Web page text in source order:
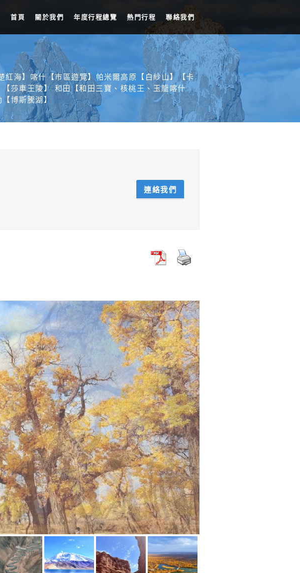
首頁 關於我們 年度行程總覽 熱門行程 聯絡我們
海】喀什【市區遊覽】帕米爾高原【白紗山】【卡
莎車王陵】 和田【和田三寶、核桃王、玉龍喀什
博斯騰湖】
連絡我們